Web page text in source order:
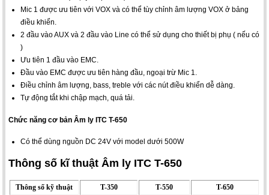
Mic 1 được ưu tiên với VOX và có thể tùy chỉnh âm lượng VOX ở bảng
điều khiển.
2 đầu vào AUX và 2 đầu vào Line có thể sử dụng cho thiết bị phụ ( nếu có
)
Ưu tiên 1 đầu vào EMC.
Đầu vào EMC được ưu tiên hàng đầu, ngoại trừ Mic 1.
Điều chỉnh âm lượng, bass, treble với các nút điều khiển dễ dàng.
Tự động tắt khi chập mạch, quá tải.
Chức năng cơ bản Âm ly ITC T-650
Có thể dùng nguồn DC 24V với model dưới 500W
Thông số kĩ thuậtÂm ly ITC T-650
Thông số kỹ thuật T-350 T-550
T-650